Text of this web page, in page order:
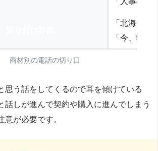
「北海道
「今、弊
商材別の電話の切り口
思う話をしてくるので耳を傾けている
話しが進んで契約や購入に進んでしまう
意が必要です。